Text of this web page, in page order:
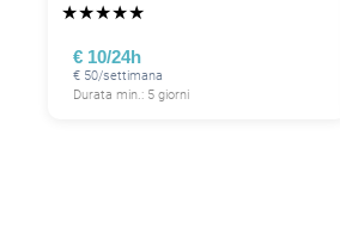
★★★★★
€ 10/24h
€ 50/settimana
Durata min.: 5 giorni